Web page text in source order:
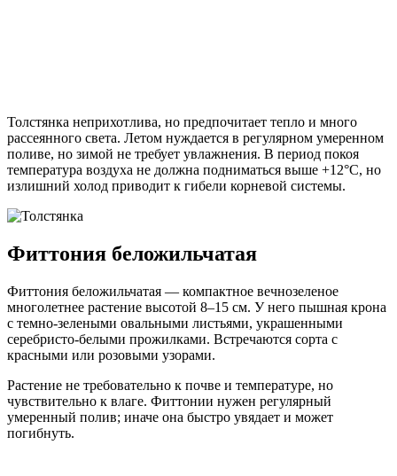
Толстянка неприхотлива, но предпочитает тепло и много
рассеянного света. Летом нуждается в регулярном умеренном
поливе, но зимой не требует увлажнения. В период покоя
температура воздуха не должна подниматься выше +12°C, но
излишний холод приводит к гибели корневой системы.
Фиттония беложильчатая
Фиттония беложильчатая — компактное вечнозеленое
многолетнее растение высотой 8–15 см. У него пышная крона
с темно-зелеными овальными листьями, украшенными
серебристо-белыми прожилками. Встречаются сорта с
красными или розовыми узорами.
Растение не требовательно к почве и температуре, но
чувствительно к влаге. Фиттонии нужен регулярный
умеренный полив; иначе она быстро увядает и может
погибнуть.